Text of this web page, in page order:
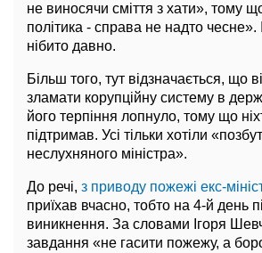
не виносячи сміття з хати», тому
політика - справа не надто чесне».
нібито давно.
Більш того, тут відзначається, що
зламати корупційну систему в
його терпіння лопнуло, тому що
підтримав. Усі тільки хотіли
неслухняного міністра».
До речі, з приводу пожежі екс-
приїхав вчасно, тобто на 4-й день
виникнення. За словами Ігоря
завдання «не гасити пожежу, а